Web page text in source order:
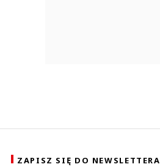
ZAPISZ SIĘ DO NEWSLETTERA